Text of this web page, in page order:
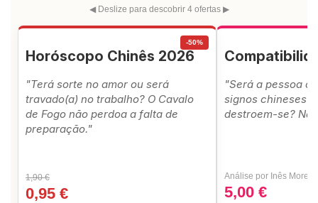
◀ Deslize para descobrir 4 ofertas ▶
-50%
Horóscopo Chinês 2026
"Terá sorte no amor ou será
travado(a) no trabalho? O Cavalo
de Fogo não perdoa a falta de
preparação."
1,90 €
0,95 €
"Será a pessoa
signos chineses
destroem-se?
Análise por Inês Moreira
5,00 €